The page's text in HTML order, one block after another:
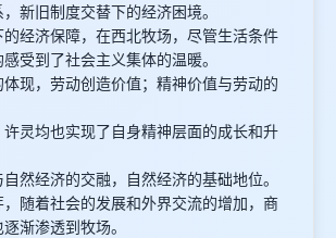
新旧制度交替下的经济困境。
经济保障，在西北牧场，尽管生活条件
受到了社会主义集体的温暖。
现，劳动创造价值；精神价值与劳动的
灵均也实现了自身精神层面的成长和升
然经济的交融，自然经济的基础地位。
随着社会的发展和外界交流的增加，商
渐渗透到牧场。